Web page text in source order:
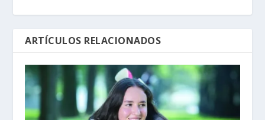
ARTÍCULOS RELACIONADOS